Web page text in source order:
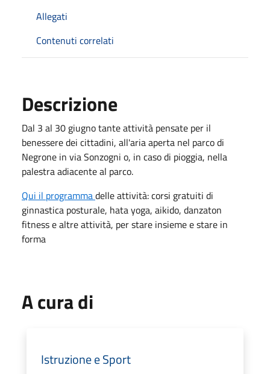
Allegati
Contenuti correlati
Descrizione
Dal 3 al 30 giugno tante attività pensate per il
benessere dei cittadini, all'aria aperta nel parco di
Negrone in via Sonzogni o, in caso di pioggia, nella
palestra adiacente al parco.
Qui il programmadelle attività: corsi gratuiti di
ginnastica posturale, hata yoga, aikido, danzaton
fitness e altre attività, per stare insieme e stare in
forma
A cura di
Istruzione e Sport